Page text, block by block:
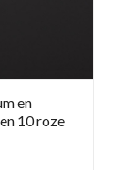
en
10 roze